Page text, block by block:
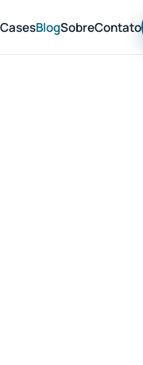
CasesBlogSobreContato